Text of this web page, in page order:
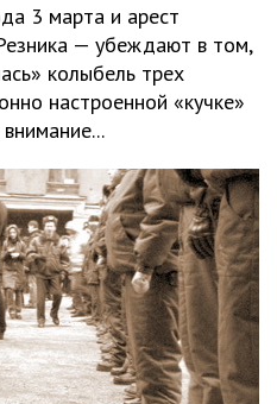
3 марта и арест
— убеждают в том,
колыбель трех
настроенной «кучке»